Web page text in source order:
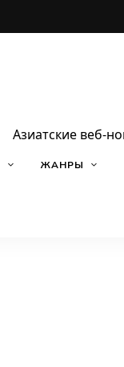
Азиатские веб-
ЖАНРЫ